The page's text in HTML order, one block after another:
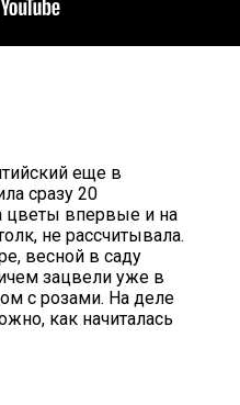
еще в
сразу 20
цветы впервые и на
не рассчитывала.
весной в саду
зацвели уже в
с розами. На деле
как начиталась